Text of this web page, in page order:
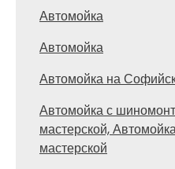
Автомойка
Автомойка
Автомойка на
Автомойка с
мастерской,
мастерской